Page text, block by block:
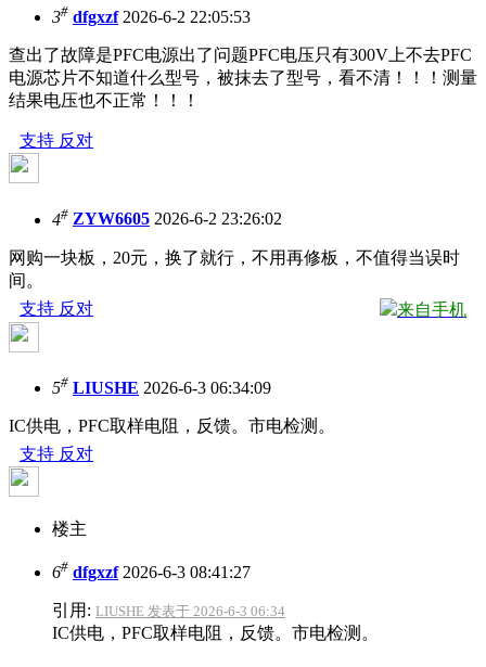
3# dfgxzf2026-6-2 22:05:53
查出了故障是PFC电源出了问题PFC电压只有300V上不去PFC
电源芯片不知道什么型号，被抹去了型号，看不清！！！测量
结果电压也不正常！！！
支持 反对
4# ZYW6605 2026-6-2 23:26:02
网购一块板，20元，换了就行，不用再修板，不值得当误时
间。
支持 反对 来自手机
5# LIUSHE 2026-6-3 06:34:09
IC供电，PFC取样电阻，反馈。市电检测。
支持 反对
楼主
6# dfgxzf2026-6-3 08:41:27
引用: LIUSHE 发表于 2026-6-3 06:34
IC供电，PFC取样电阻，反馈。市电检测。